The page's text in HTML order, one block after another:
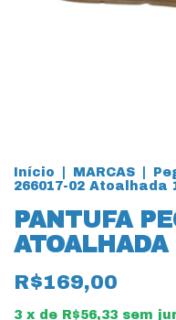
Início MARCAS
266017-02 Atoalhada
PANTUFA
R$169,00
3 x de R$56,33 sem